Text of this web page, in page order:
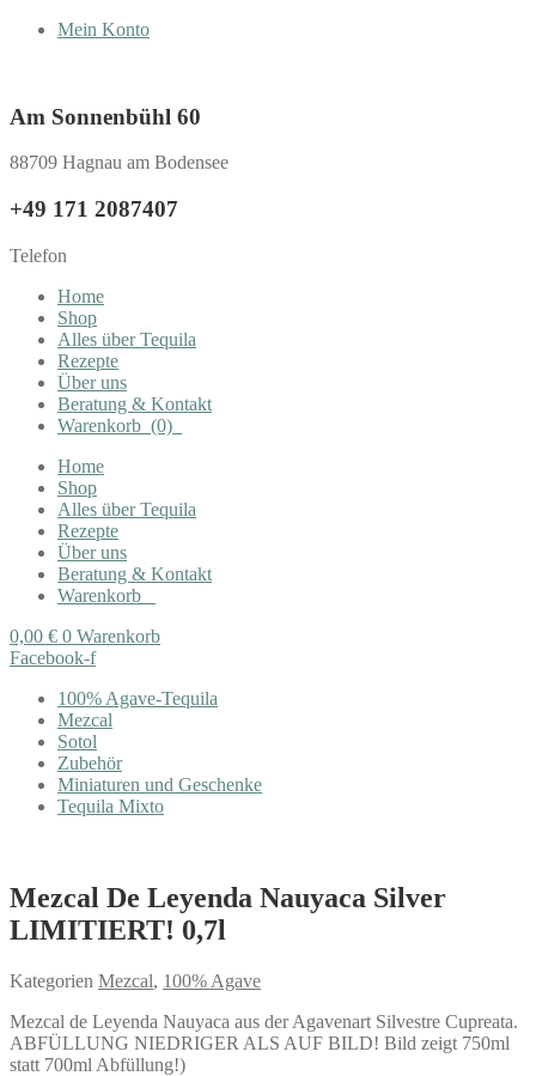
Mein Konto
Am Sonnenbühl 60
88709 Hagnau am Bodensee
+49 171 2087407
Telefon
Home
Shop
Alles über Tequila
Rezepte
Über uns
Beratung & Kontakt
Warenkorb (0)
Home
Shop
Alles über Tequila
Rezepte
Über uns
Beratung & Kontakt
Warenkorb
0,00 € 0 Warenkorb
Facebook-f
100% Agave-Tequila
Mezcal
Sotol
Zubehör
Miniaturen und Geschenke
Tequila Mixto
Mezcal De Leyenda Nauyaca Silver
LIMITIERT! 0,7l
Kategorien Mezcal, 100% Agave
Mezcal de Leyenda Nauyaca aus der Agavenart Silvestre Cupreata.
ABFÜLLUNG NIEDRIGER ALS AUF BILD! Bild zeigt 750ml
statt 700ml Abfüllung!)